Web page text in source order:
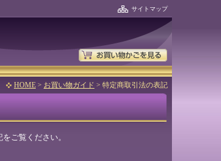
サイトマップ
HOME > お買い物ガイド > 特定商取引法の表記
ご覧ください。